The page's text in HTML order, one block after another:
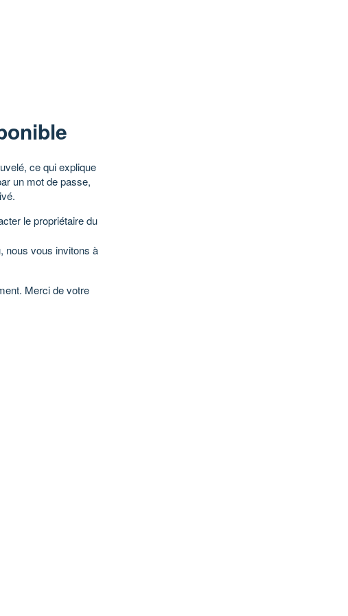
ce qui explique
un mot de passe,
le propriétaire du
nous vous invitons à
Merci de votre